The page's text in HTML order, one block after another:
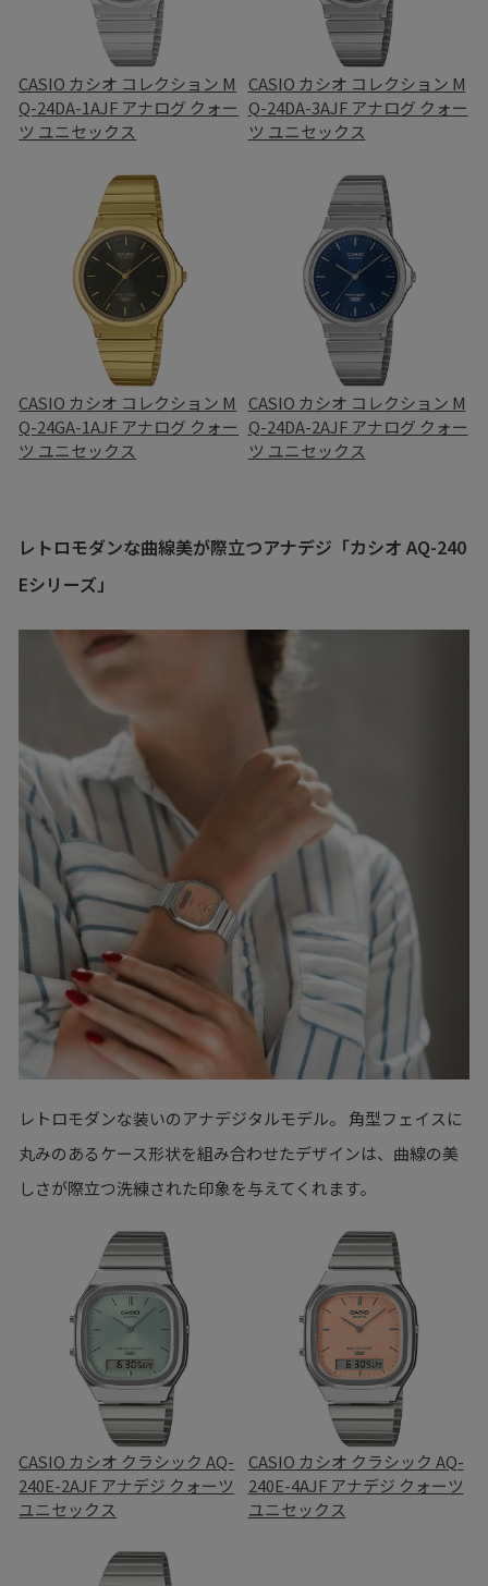
CASIO カシオ コレクション M
Q-24DA-1AJF アナログ クォー
ツ ユニセックス
CASIO カシオ コレクション M
Q-24DA-3AJF アナログ クォー
ツ ユニセックス
CASIO カシオ コレクション M
Q-24GA-1AJF アナログ クォー
ツ ユニセックス
CASIO カシオ コレクション M
Q-24DA-2AJF アナログ クォー
ツ ユニセックス
レトロモダンな曲線美が際立つアナデジ「カシオ AQ-240
Eシリーズ」
レトロモダンな装いのアナデジタルモデル。 角型フェイスに
丸みのあるケース形状を組み合わせたデザインは、曲線の美
しさが際立つ洗練された印象を与えてくれます。
CASIO カシオ クラシック AQ-
240E-2AJF アナデジ クォーツ
ユニセックス
CASIO カシオ クラシック AQ-
240E-4AJF アナデジ クォーツ
ユニセックス